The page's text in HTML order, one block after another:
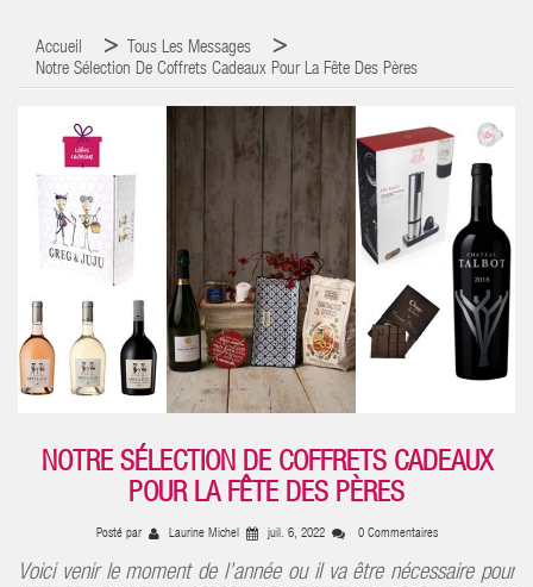
Accueil
Tous Les Messages
Notre Sélection De Coffrets Cadeaux Pour La Fête Des Pères
NOTRE SÉLECTION DE COFFRETS CADEAUX
POUR LA FÊTE DES PÈRES
Posté par Laurine Michel juil. 6, 2022 0 Commentaires
Voici venir le moment de l’année ou il va être nécessaire pour